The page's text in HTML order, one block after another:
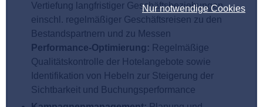
Nur notwendige Cookies
Vertiefung langfristiger Geschäftsbeziehungen
einschl. regelmäßiger Geschäftsreisen zu den
Bestandspartnern und zu Messen
Performance-Optimierung: Regelmäßige
Qualitätskontrolle der Hotelangebote sowie
Identifikation von Hebeln zur Steigerung der
Sichtbarkeit und Buchungsperformance